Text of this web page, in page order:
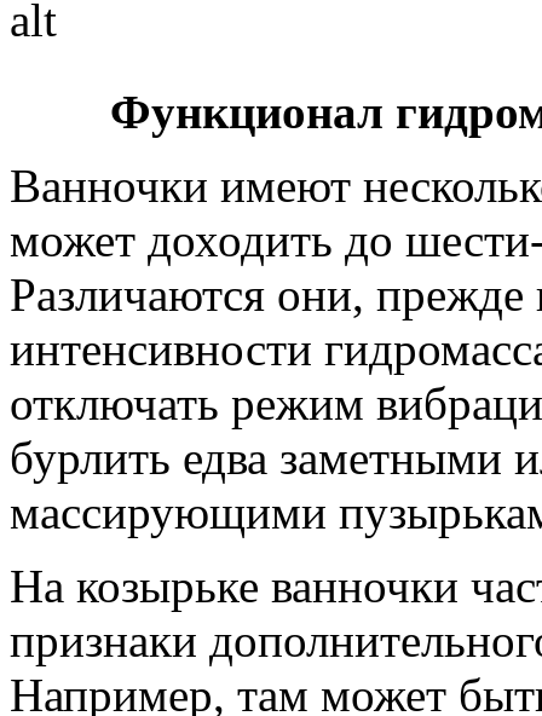
Функционал
Ванночки имеют
может доходить до
Различаются они, прежде
интенсивности
отключать режим
бурлить едва
массирующими
На козырьке ванночки
признаки
Например, там может